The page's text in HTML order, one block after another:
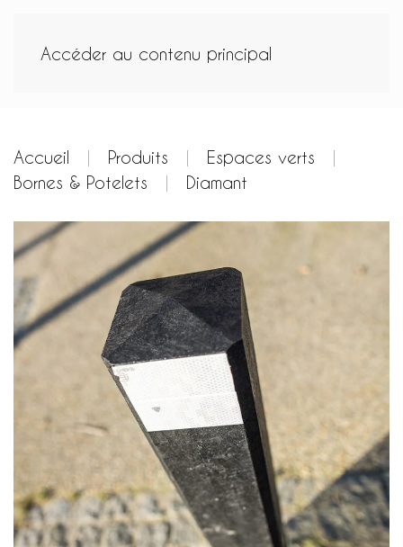
Accéder au contenu principal
Accueil Produits
Espaces verts
Bornes & Potelets
Diamant
Agrandir